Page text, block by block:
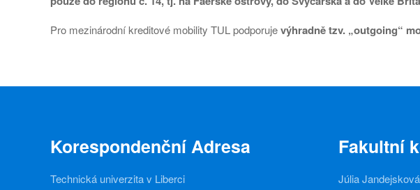
Pro mezinárodní kreditové mobility TUL podporujevýhradně tzv. „outgoing“
Korespondenční Adresa
Technická univerzita v Liberci
Fakultní
Júlia Jandejsková